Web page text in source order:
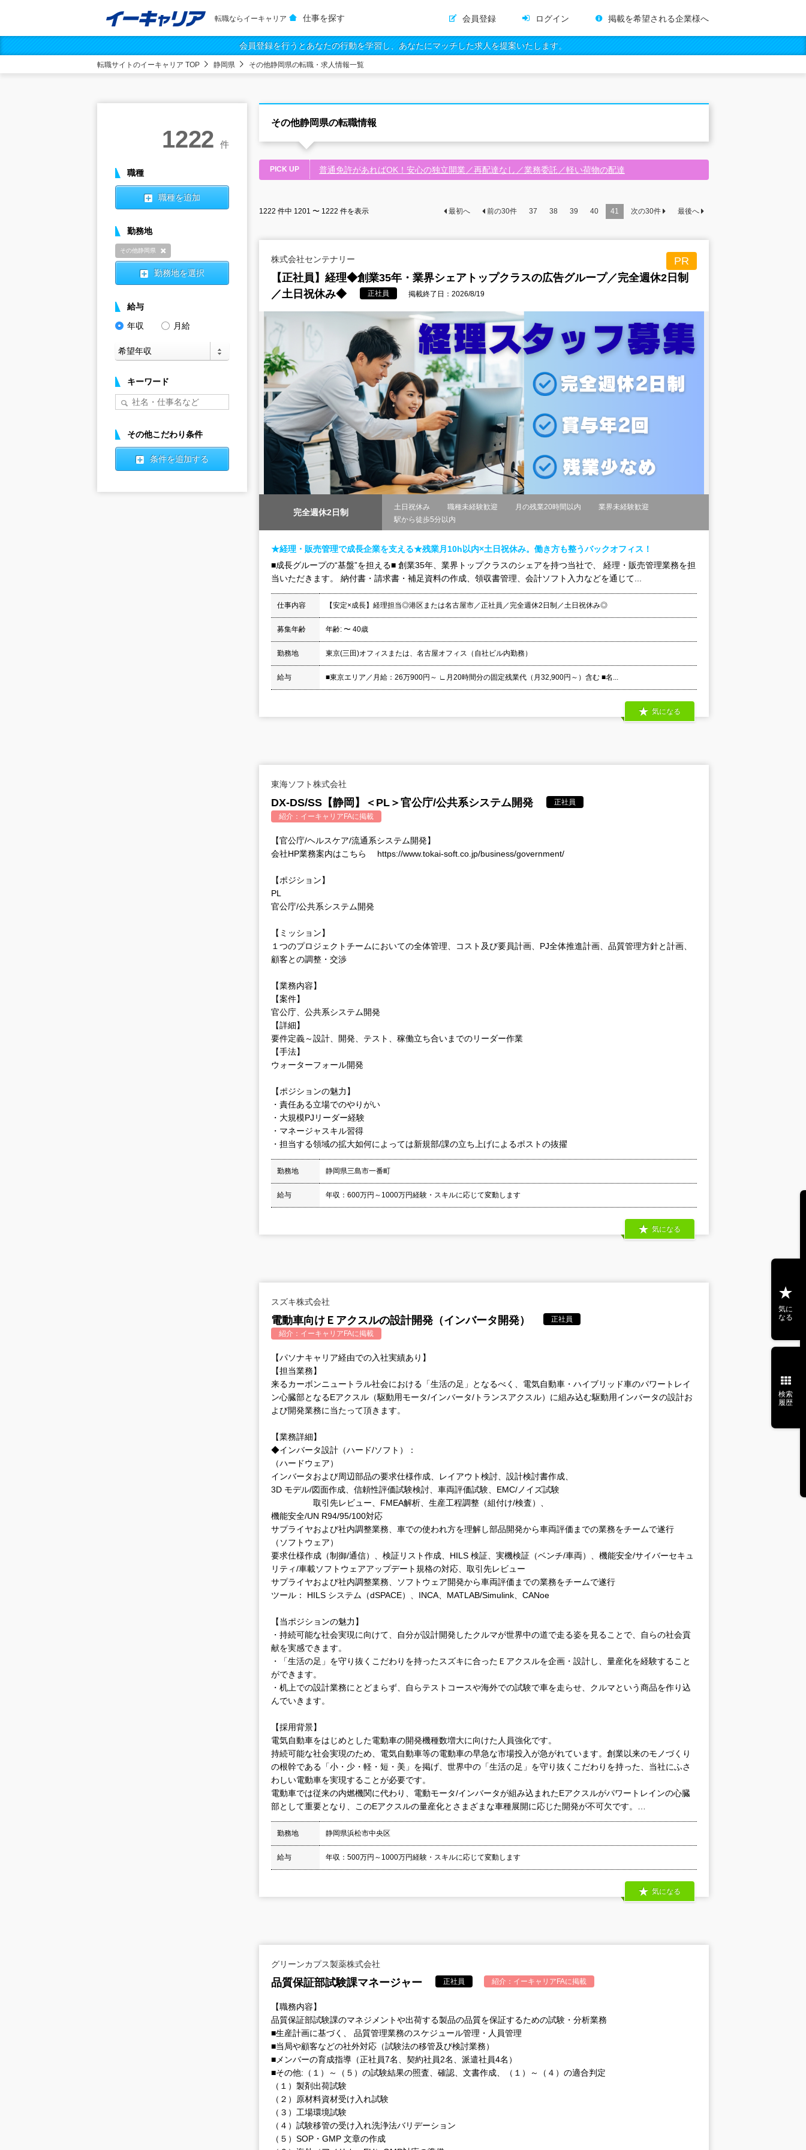
転職ならイーキャリア 仕事を探す 会員登録 ログイン 掲載を希望される企業様へ
会員登録を行うとあなたの行動を学習し、あなたにマッチした求人を提案いたします。
転職サイトのイーキャリア TOP 静岡県 その他静岡県の転職・求人情報一覧
その他静岡県の転職情報
PICK UP 普通免許があればOK！安心の独立開業／再配達なし／業務委託／軽い荷物の配達
1222 件中 1201 〜 1222 件を表示 最初へ 前の30件 37 38 39 40 41 次の30件 最後へ
株式会社センテナリー
PR
【正社員】経理◆創業35年・業界シェアトップクラスの広告グループ／完全週休2日制
／土日祝休み◆
正社員 掲載終了日：2026/8/19
完全週休2日制
土日祝休み 職種未経験歓迎 月の残業20時間以内
業界未経験歓迎
駅から徒歩5分以内
★経理・販売管理で成長企業を支える★残業月10h以内×土日祝休み。働き方も整うバックオフィス！
■成長グループの“基盤”を担える■ 創業35年、業界トップクラスのシェアを持つ当社で、 経理・販売管理業務を担
当いただきます。 納付書・請求書・補足資料の作成、領収書管理、会計ソフト入力などを通じて...
仕事内容 【安定×成長】経理担当◎港区または名古屋市／正社員／完全週休2日制／土日祝休み◎
募集年齢 年齢: 〜 40歳
勤務地 東京(三田)オフィスまたは、名古屋オフィス（自社ビル内勤務）
給与 ■東京エリア／月給：26万900円～ ∟月20時間分の固定残業代（月32,900円～）含む ■名...
気になる
東海ソフト株式会社
DX-DS/SS【静岡】＜PL＞官公庁/公共系システム開発
正社員
紹介： イーキャリアFAに掲載
【官公庁/ヘルスケア/流通系システム開発】
会社HP業務案内はこちら https://www.tokai-soft.co.jp/business/government/
【ポジション】
PL
官公庁/公共系システム開発
【ミッション】
１つのプロジェクトチームにおいての全体管理、コスト及び要員計画、PJ全体推進計画、品質管理方針と計画、
顧客との調整・交渉
【業務内容】
【案件】
官公庁、公共系システム開発
【詳細】
要件定義～設計、開発、テスト、稼働立ち合いまでのリーダー作業
【手法】
ウォーターフォール開発
【ポジションの魅力】
・責任ある立場でのやりがい
・大規模PJリーダー経験
・マネージャスキル習得
・担当する領域の拡大如何によっては新規部/課の立ち上げによるポストの抜擢
勤務地 静岡県三島市一番町
給与 年収：600万円～1000万円経験・スキルに応じて変動します
気になる
スズキ株式会社
電動車向けＥアクスルの設計開発（インバータ開発）
正社員
紹介： イーキャリアFAに掲載
【パソナキャリア経由での入社実績あり】
【担当業務】
来るカーボンニュートラル社会における「生活の足」となるべく、電気自動車・ハイブリッド車のパワートレイ
ン心臓部となるEアクスル（駆動用モータ/インバータ/トランスアクスル）に組み込む駆動用インバータの設計お
よび開発業務に当たって頂きます。
【業務詳細】
◆インバータ設計（ハード/ソフト）：
（ハードウェア）
インバータおよび周辺部品の要求仕様作成、レイアウト検討、設計検討書作成、
3D モデル/図面作成、信頼性評価試験検討、車両評価試験、EMC/ノイズ試験
取引先レビュー、FMEA解析、生産工程調整（組付け/検査）、
機能安全/UN R94/95/100対応
サプライヤおよび社内調整業務、車での使われ方を理解し部品開発から車両評価までの業務をチームで遂行
（ソフトウェア）
要求仕様作成（制御/通信）、検証リスト作成、HILS 検証、実機検証（ベンチ/車両）、機能安全/サイバーセキュ
リティ/車載ソフトウェアアップデート規格の対応、取引先レビュー
サプライヤおよび社内調整業務、ソフトウェア開発から車両評価までの業務をチームで遂行
ツール： HILS システム（dSPACE）、INCA、MATLAB/Simulink、CANoe
【当ポジションの魅力】
・持続可能な社会実現に向けて、自分が設計開発したクルマが世界中の道で走る姿を見ることで、自らの社会貢
献を実感できます。
・「生活の足」を守り抜くこだわりを持ったスズキに合ったＥアクスルを企画・設計し、量産化を経験すること
ができます。
・机上での設計業務にとどまらず、自らテストコースや海外での試験で車を走らせ、クルマという商品を作り込
んでいきます。
【採用背景】
電気自動車をはじめとした電動車の開発機種数増大に向けた人員強化です。
持続可能な社会実現のため、電気自動車等の電動車の早急な市場投入が急がれています。創業以来のモノづくり
の根幹である「小・少・軽・短・美」を掲げ、世界中の「生活の足」を守り抜くこだわりを持った、当社にふさ
わしい電動車を実現することが必要です。
電動車では従来の内燃機関に代わり、電動モータ/インバータが組み込まれたEアクスルがパワートレインの心臓
部として重要となり、このEアクスルの量産化とさまざまな車種展開に応じた開発が不可欠です。…
勤務地 静岡県浜松市中央区
給与 年収：500万円～1000万円経験・スキルに応じて変動します
気になる
グリーンカプス製薬株式会社
品質保証部試験課マネージャー 正社員 紹介： イーキャリアFAに掲載
【職務内容】
品質保証部試験課のマネジメントや出荷する製品の品質を保証するための試験・分析業務
■生産計画に基づく、 品質管理業務のスケジュール管理・人員管理
■当局や顧客などの社外対応（試験法の移管及び検討業務）
■メンバーの育成指導（正社員7名、契約社員2名、派遣社員4名）
■その他:（１）～（５）の試験結果の照査、確認、文書作成、（１）～（４）の適合判定
（１）製剤出荷試験
（２）原材料資材受け入れ試験
（３）工場環境試験
（４）試験移管の受け入れ洗浄法バリデーション
（５）SOP・GMP 文章の作成
1222 件
職種
職種を追加
勤務地
その他静岡県
勤務地を選択
給与
年収
月給
キーワード
その他こだわり条件
条件を追加する
気に
なる
検索
履歴